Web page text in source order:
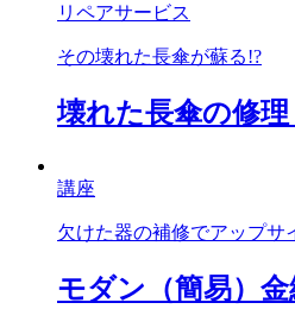
リペアサービス
その壊れた長傘が蘇る!?
壊れた長傘の修理
講座
欠けた器の補修でアップサ
モダン（簡易）金